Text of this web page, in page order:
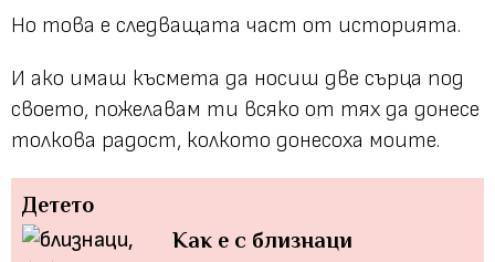
Но това е следващата част от историята.
И ако имаш късмета да носиш две сърца под
своето, пожелавам ти всяко от тях да донесе
толкова радост, колкото донесоха моите.
Детето
Как е с близнаци